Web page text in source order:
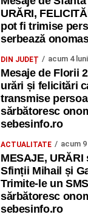
URĂRI,
pot fi trimise
serbează
DIN JUDEȚ acum 4 luni
Mesaje de Florii
urări și felicitări
transmise
sărbătoresc
sebesinfo.ro
ACTUALITATE acum
MESAJE, URĂRI
Sfinții Mihail și
Trimite-le un
sărbătoresc
sebesinfo.ro